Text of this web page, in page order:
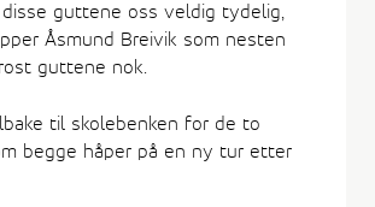
guttene oss veldig tydelig,
Åsmund Breivik som nesten
guttene nok.
til skolebenken for de to
begge håper på en ny tur etter